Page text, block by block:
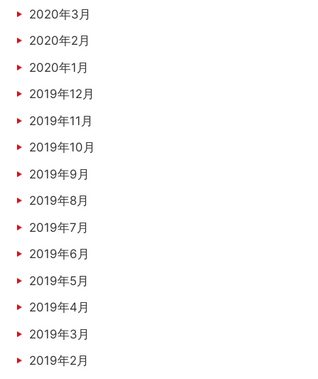
2020年3月
2020年2月
2020年1月
2019年12月
2019年11月
2019年10月
2019年9月
2019年8月
2019年7月
2019年6月
2019年5月
2019年4月
2019年3月
2019年2月